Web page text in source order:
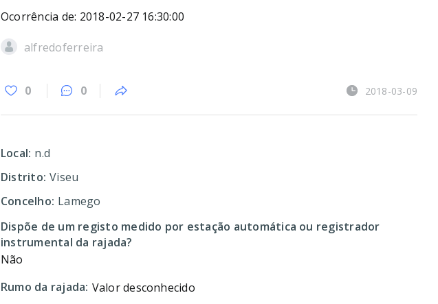
Ocorrência de: 2018-02-27 16:30:00
alfredoferreira
0 0 2018-03-09
Local: n.d
Distrito: Viseu
Concelho: Lamego
Dispõe de um registo medido por estação automática ou registrador
instrumental da rajada?
Não
Rumo da rajada: Valor desconhecido